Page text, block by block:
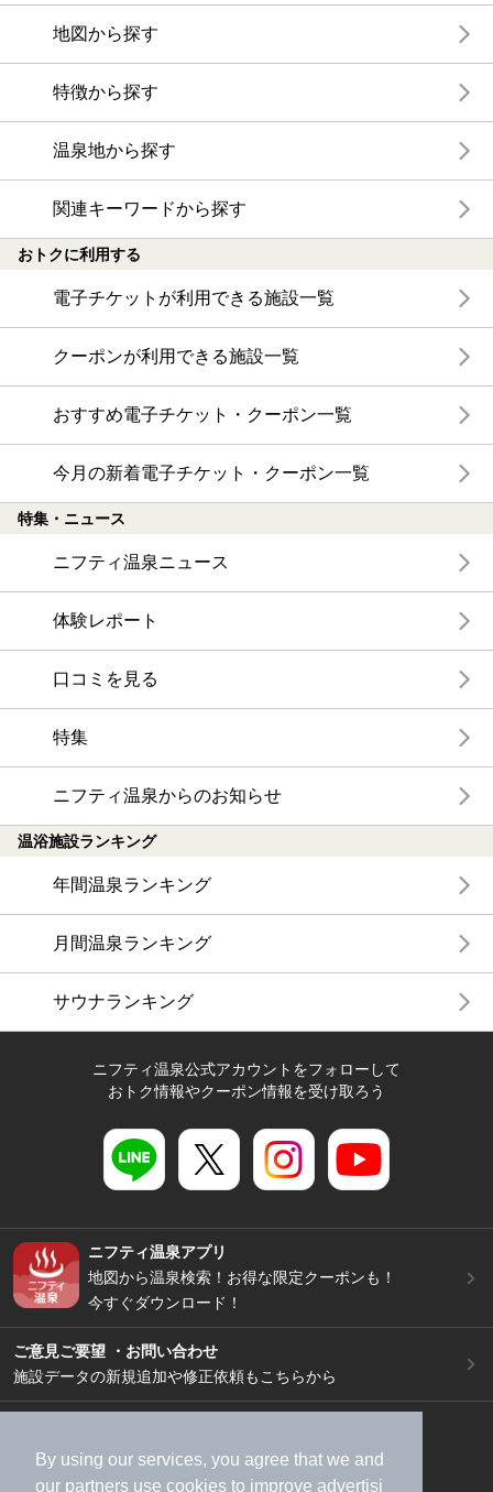
By using our services, you agree that we and
our partners use cookies to improve advertisi
地図から探す
特徴から探す
温泉地から探す
関連キーワードから探す
おトクに利用する
電子チケットが利用できる施設一覧
クーポンが利用できる施設一覧
おすすめ電子チケット・クーポン一覧
今月の新着電子チケット・クーポン一覧
特集・ニュース
ニフティ温泉ニュース
体験レポート
口コミを見る
特集
ニフティ温泉からのお知らせ
温浴施設ランキング
年間温泉ランキング
月間温泉ランキング
サウナランキング
ニフティ温泉公式アカウントをフォローして
おトク情報やクーポン情報を受け取ろう
ニフティ温泉アプリ
地図から温泉検索！お得な限定クーポンも！
今すぐダウンロード！
ご意見ご要望 ・お問い合わせ
施設データの新規追加や修正依頼もこちらから
加盟店募集（資料請求）
広告出稿のご案内
利用規約
ライフスタイルMEMBERS+規約